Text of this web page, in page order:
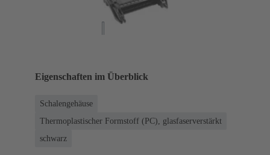
Eigenschaften im Überblick
Schalengehäuse
Thermoplastischer Formstoff (PC), glasfaserverstärkt
schwarz